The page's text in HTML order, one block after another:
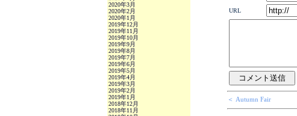
URL
＜ Autumn Fair
2020年3月
2020年2月
2020年1月
2019年12月
2019年11月
2019年10月
2019年9月
2019年8月
2019年7月
2019年6月
2019年5月
2019年4月
2019年3月
2019年2月
2019年1月
2018年12月
2018年11月